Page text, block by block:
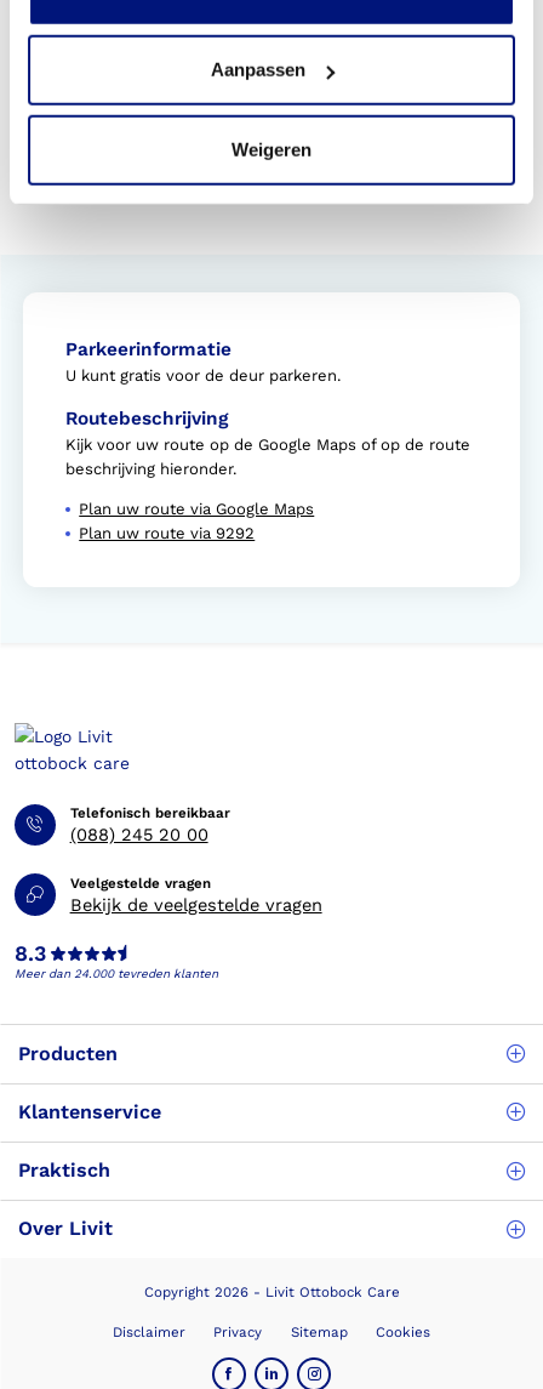
Aanpassen
Weigeren
Deskundigheid en innovatie
Onze expertisegebieden
Kinderrevalidatie
Parkeerinformatie
U kunt gratis voor de deur parkeren.
Routebeschrijving
Kijk voor uw route op de Google Maps of op de route
beschrijving hieronder.
Plan uw route via Google Maps
Plan uw route via 9292
Telefonisch bereikbaar
(088) 245 20 00
Veelgestelde vragen
Bekijk de veelgestelde vragen
8.3
Meer dan 24.000 tevreden klanten
Producten
Klantenservice
Praktisch
Over Livit
Copyright 2026 - Livit Ottobock Care
Disclaimer Privacy Sitemap Cookies